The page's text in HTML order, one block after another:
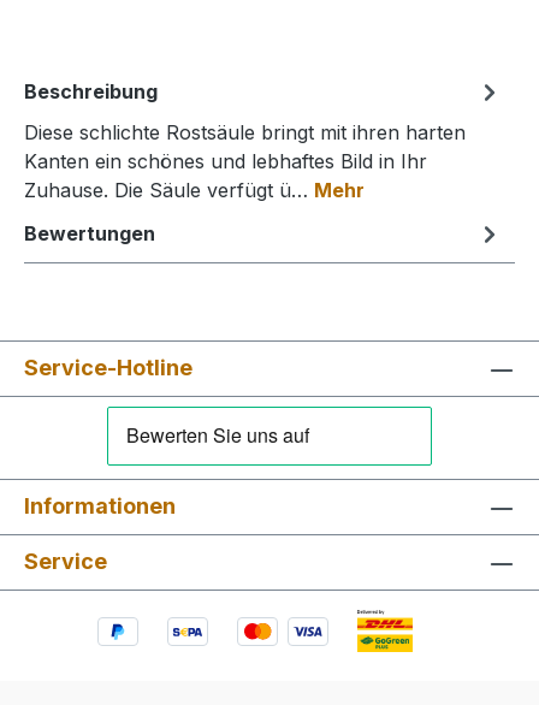
Beschreibung
Diese schlichte Rostsäule bringt mit ihren harten
Kanten ein schönes und lebhaftes Bild in Ihr
Zuhause. Die Säule verfügt ü… Mehr
Bewertungen
Service-Hotline
Informationen
Service